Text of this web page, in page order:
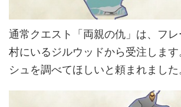
通常クエスト「両親の仇」は、フ
村にいるジルウッドから受注しま
シュを調べてほしいと頼まれました